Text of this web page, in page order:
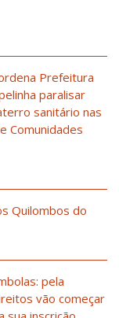
Prefeitura
paralisar
sanitário nas
Comunidades
Quilombos do
pela
vão começar